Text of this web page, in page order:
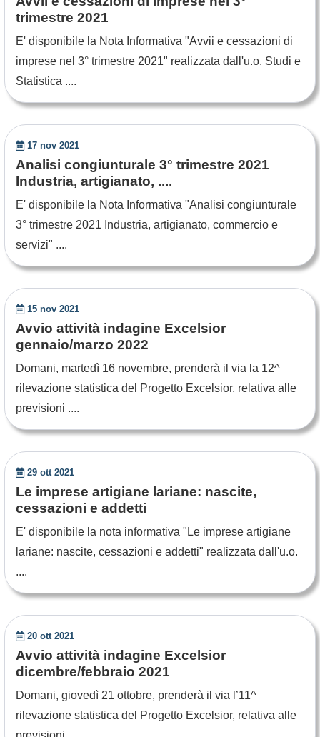
trimestre 2021
E' disponibile la Nota Informativa "Avvii e cessazioni di
imprese nel 3° trimestre 2021" realizzata dall'u.o. Studi e
Statistica ....
17 nov 2021
Analisi congiunturale 3° trimestre 2021
Industria, artigianato, ....
E' disponibile la Nota Informativa "Analisi congiunturale
3° trimestre 2021 Industria, artigianato, commercio e
servizi" ....
15 nov 2021
Avvio attività indagine Excelsior
gennaio/marzo 2022
Domani, martedì 16 novembre, prenderà il via la 12^
rilevazione statistica del Progetto Excelsior, relativa alle
previsioni ....
29 ott 2021
Le imprese artigiane lariane: nascite,
cessazioni e addetti
E' disponibile la nota informativa "Le imprese artigiane
lariane: nascite, cessazioni e addetti" realizzata dall'u.o.
....
20 ott 2021
Avvio attività indagine Excelsior
dicembre/febbraio 2021
Domani, giovedì 21 ottobre, prenderà il via l’11^
rilevazione statistica del Progetto Excelsior, relativa alle